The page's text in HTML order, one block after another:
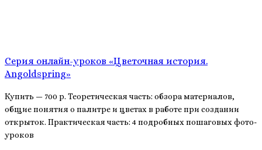
Серия онлайн-уроков «Цветочная история.
Angoldspring»
Купить — 700 р. Теоретическая часть: обзора материалов,
общие понятия о палитре и цветах в работе при создании
открыток. Практическая часть: 4 подробных пошаговых фото-
уроков